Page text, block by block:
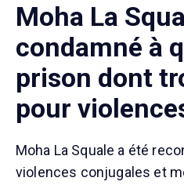
Moha La
condamné à
prison dont
pour
Moha La Squale a été
violences conjugales et